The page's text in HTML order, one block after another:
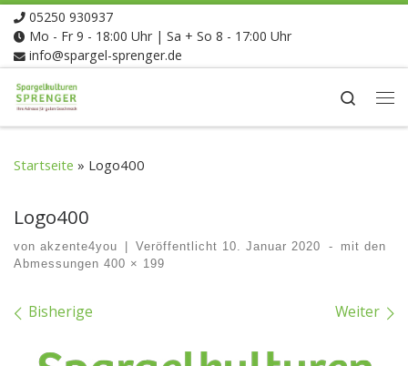
Zum Inhalt springen
05250 930937
Mo - Fr 9 - 18:00 Uhr | Sa + So 8 - 17:00 Uhr
info@spargel-sprenger.de
Search
Startseite » Logo400
Logo400
von akzente4you Veröffentlicht 10. Januar 2020 -
mit den
Abmessungen 400 × 199
Bilder Navigation
Bisherige Weiter